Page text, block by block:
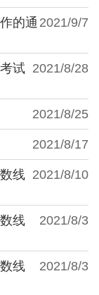
2021/9/7
的通
2021/8/28
试
2021/8/25
2021/8/17
2021/8/10
线
2021/8/3
线
2021/8/3
线